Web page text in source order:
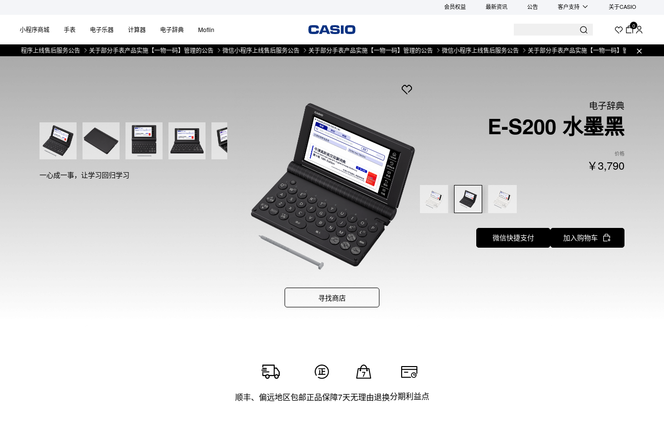
会员权益 最新资讯 公告 客户支持 关于CASIO
小程序商城 手表 电子乐器 计算器 电子辞典 Moflin 0
序上线售后服务公告 关于部分手表产品实施【一物一码】管理的公告 微信小程序上线售后服务公告 关于部分手表产品实施【一物一码】管理的公告 微信小程序上线售后服务公告 关于部分手表产品实施【一物一码】管理的公告 微信小程
一心成一事，让学习回归学习
寻找商店
电子辞典
E-S200 水墨黑
价格
￥3,790
微信快捷支付 加入购物车
顺丰、偏远地区包邮正品保障7天无理由退换分期利益点